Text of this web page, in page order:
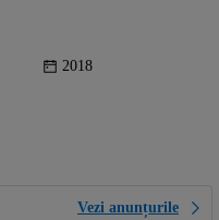
2018
Vezi anunțurile